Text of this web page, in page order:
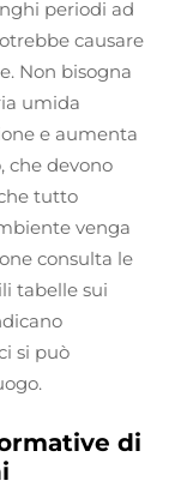
periodi ad
causare
Non bisogna
umida
e aumenta
che devono
tutto
venga
consulta le
tabelle sui
si può
di